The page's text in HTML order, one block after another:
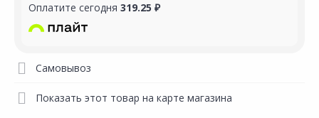
Оплатите сегодня 319.25 ₽
Самовывоз
Показать этот товар на карте магазина